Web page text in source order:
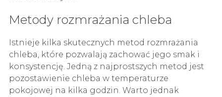
Metody rozmrażania chleba
Istnieje kilka skutecznych metod rozmrażania
chleba, które pozwalają zachować jego smak i
konsystencję. Jedną z najprostszych metod jest
pozostawienie chleba w temperaturze
pokojowej na kilka godzin. Warto jednak